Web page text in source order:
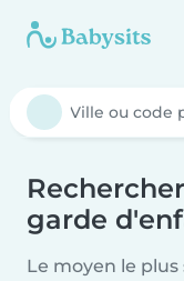
garde
Le moyen le